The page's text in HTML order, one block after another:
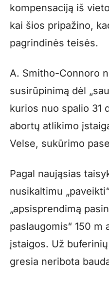
kompensaciją iš
kai šios pripažino,
pagrindinės teisės.
A. Smitho-Connoro
susirūpinimą dėl
kurios nuo spalio 31
abortų atlikimo
Velse, sukūrimo
Pagal naująsias
nusikaltimu
„apsisprendimą
paslaugomis“ 150
įstaigos. Už
gresia neribota